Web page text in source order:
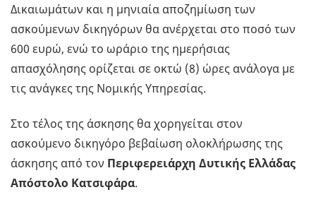
Δικαιωμάτων και η μηνιαία αποζημίωση των
ασκούμενων δικηγόρων θα ανέρχεται στο ποσό των
600 ευρώ, ενώ το ωράριο της ημερήσιας
απασχόλησης ορίζεται σε οκτώ (8) ώρες ανάλογα με
τις ανάγκες της Νομικής Υπηρεσίας.
Στο τέλος της άσκησης θα χορηγείται στον
ασκούμενο δικηγόρο βεβαίωση ολοκλήρωσης της
άσκησης από τον Περιφερειάρχη Δυτικής Ελλάδας
Απόστολο Κατσιφάρα.